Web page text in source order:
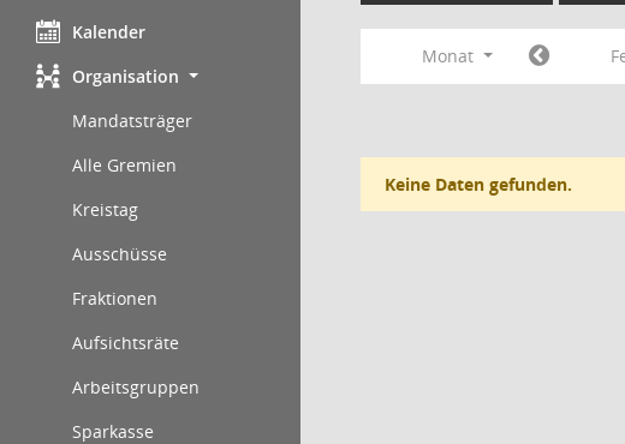
Kalender
Organisation
Mandatsträger
Alle Gremien
Kreistag
Ausschüsse
Fraktionen
Aufsichtsräte
Arbeitsgruppen
Sparkasse
Monat
Keine Daten gefunden.